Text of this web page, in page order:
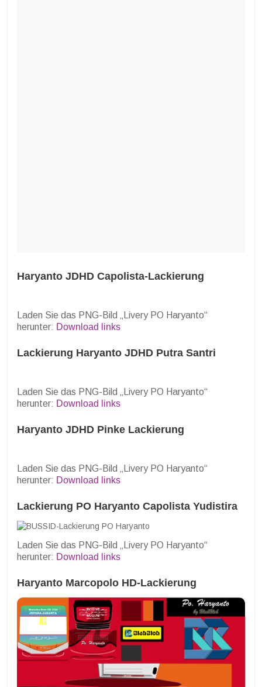
Haryanto JDHD Capolista-Lackierung
Laden Sie das PNG-Bild „Livery PO Haryanto“
herunter: Download links
Lackierung Haryanto JDHD Putra Santri
Laden Sie das PNG-Bild „Livery PO Haryanto“
herunter: Download links
Haryanto JDHD Pinke Lackierung
Laden Sie das PNG-Bild „Livery PO Haryanto“
herunter: Download links
Lackierung PO Haryanto Capolista Yudistira
Laden Sie das PNG-Bild „Livery PO Haryanto“
herunter: Download links
Haryanto Marcopolo HD-Lackierung